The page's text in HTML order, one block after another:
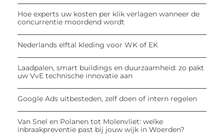
Hoe experts uw kosten per klik verlagen wanneer de
concurrentie moordend wordt
Nederlands elftal kleding voor WK of EK
Laadpalen, smart buildings en duurzaamheid: zo pakt
uw VvE technische innovatie aan
Google Ads uitbesteden, zelf doen of intern regelen
Van Snel en Polanen tot Molenvliet: welke
inbraakpreventie past bij jouw wijk in Woerden?